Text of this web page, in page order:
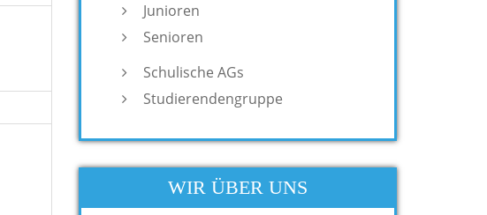
Junioren
Senioren
Schulische AGs
Studierendengruppe
WIR ÜBER UNS